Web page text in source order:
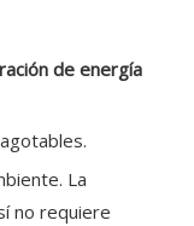
de energía
La
no requiere